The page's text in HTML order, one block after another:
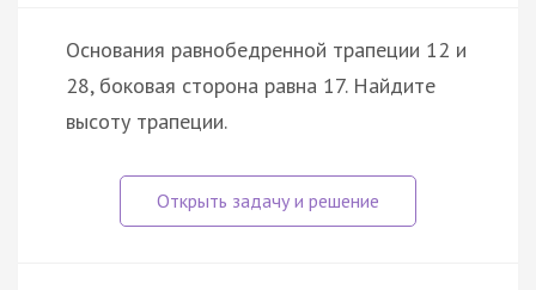
Основания равнобедренной трапеции 12 и
28, боковая сторона равна 17. Найдите
высоту трапеции.